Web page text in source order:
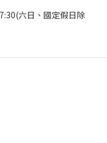
六日、國定假日除